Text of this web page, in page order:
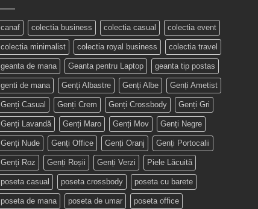
canaf colectia business colectia casual colectia event
colectia minimalist colectia royal business colectia travel
geanta de mana Geanta pentru Laptop geanta tip postas
genti de mana Genți Albastre Genți Albe Genți Ametist
Genți Casual Genți Crem Genți Crossbody Genți Gri
Genți Lavandă Genți Maro Genți Mov Genți Negre
Genți Nude Genți Office Genți Oranj Genți Portocalii
Genți Roz Genți Roșii Genți Verzi Piele Lăcuită
poseta casual poseta crossbody poseta cu barete
poseta de mana poseta de umar poseta office